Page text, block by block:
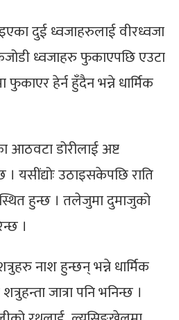
दुई ध्वजाहरुलाई वीरध्वजा
ध्वजाहरु फुकाएपछि एउटा
हेर्न हुँदैन भन्ने धार्मिक
आठवटा डोरीलाई अष्ट
। यसींद्योः उठाइसकेपछि राति
हुन्छ । तलेजुमा दुमाजुको
।
नाश हुन्छन् भन्ने धार्मिक
जात्रा पनि भनिन्छ ।